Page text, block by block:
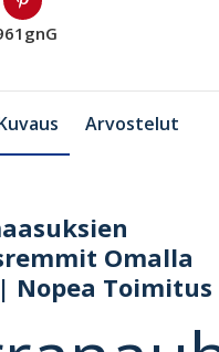
Arvostelut
Omalla
Nopea Toimitus